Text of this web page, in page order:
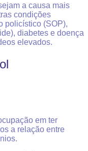
a causa mais
condições
policístico (SOP),
diabetes e doença
elevados.
em ter
a relação entre